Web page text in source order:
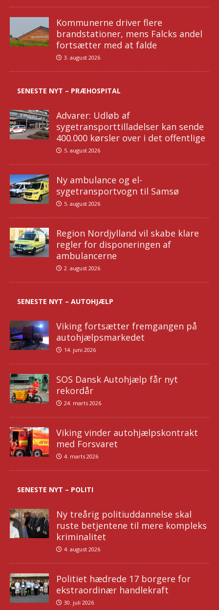
Kommunerne driver flere
brandstationer, mens Falcks andel
fortsætter med at falde
3. august 2026
SENESTE NYT – PRÆHOSPITAL
Advarer: Udløb af
sygetransporttilladelser kan sende
400.000 kørsler over i det offentlige
5. august 2026
Ny ambulance og el-
sygetransportvogn til Samsø
5. august 2026
Region Nordjylland vil skabe klare
regler for disponeringen af
ambulancerne
2. august 2026
SENESTE NYT – AUTOHJÆLP
Viking fortsætter fremgangen på
autohjælpsmarkedet
14. juni 2026
SOS Dansk Autohjælp får nyt
rekordår
24. marts 2026
Viking vinder autohjælpskontrakt
med Forsvaret
4. marts 2026
SENESTE NYT – POLITI
Ny treårig politiuddannelse skal
ruste betjentene til mere kompleks
kriminalitet
4. august 2026
Politiet hædrede 17 borgere for
ekstraordinær handlekraft
30. juli 2026